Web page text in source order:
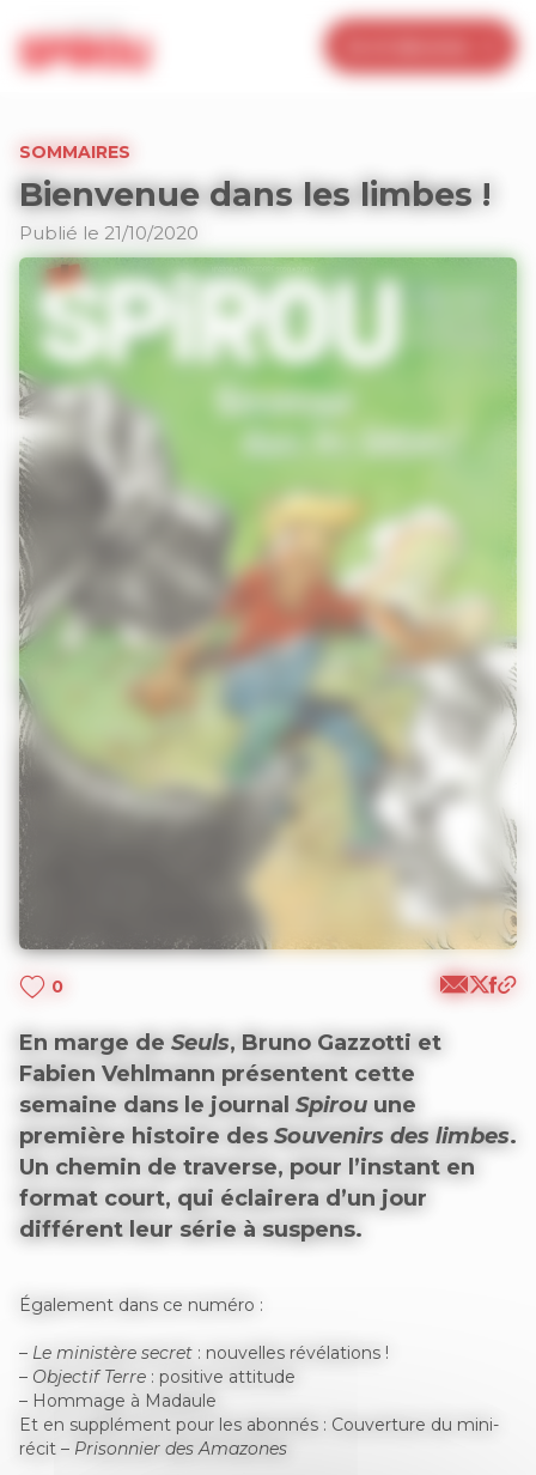
SOMMAIRES
Bienvenue dans les limbes !
Publié le 21/10/2020
0
En marge de Seuls, Bruno Gazzotti et
Fabien Vehlmann présentent cette
semaine dans le journal Spirou une
première histoire des Souvenirs des limbes.
Un chemin de traverse, pour l’instant en
format court, qui éclairera d’un jour
différent leur série à suspens.
Également dans ce numéro :
– Le ministère secret : nouvelles révélations !
– Objectif Terre : positive attitude
– Hommage à Madaule
Et en supplément pour les abonnés : Couverture du mini-
récit – Prisonnier des Amazones